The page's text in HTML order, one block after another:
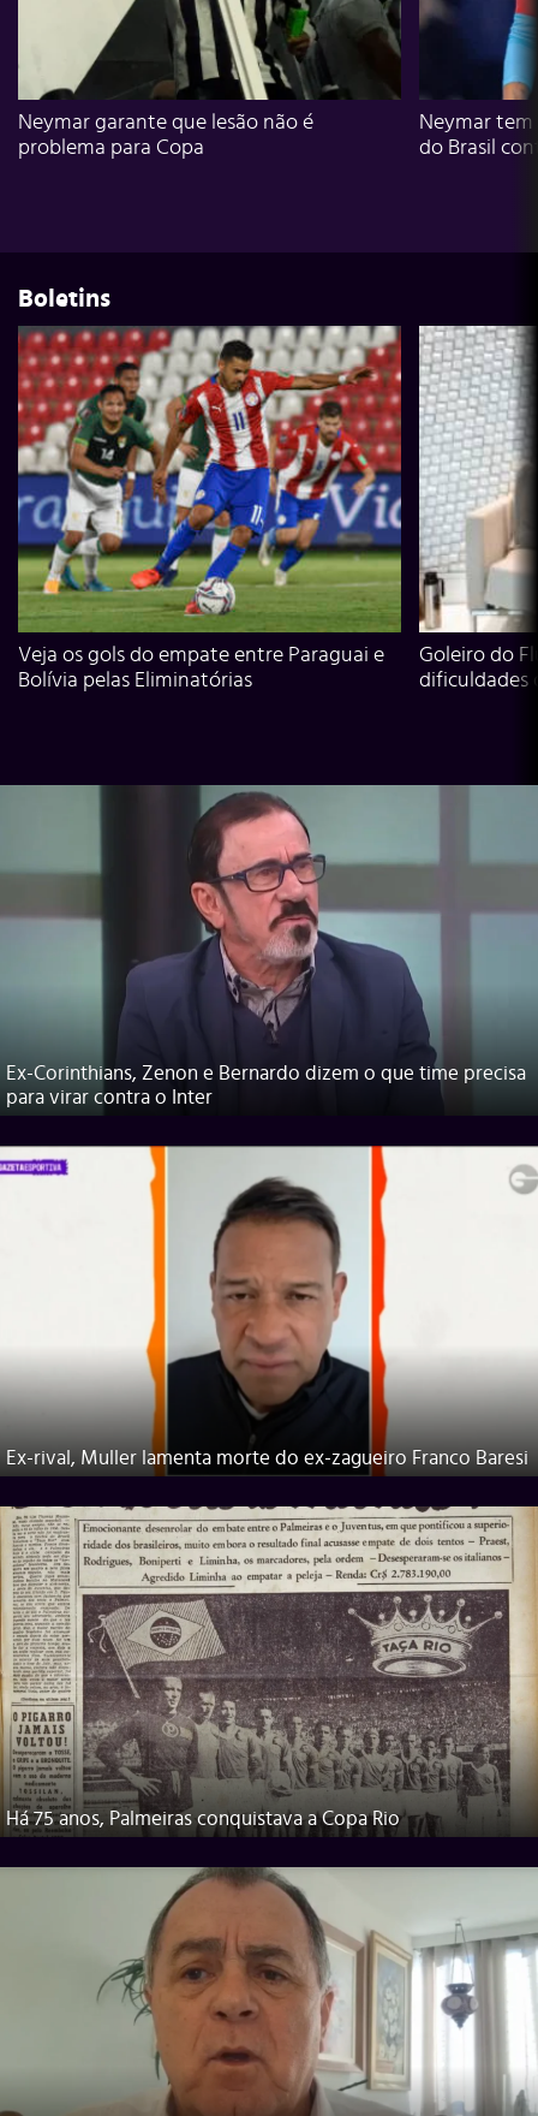
Neymar garante que lesão não é
problema para Copa
Neymar
do Brasil
Boletins
Veja os gols do empate entre Paraguai e
Bolívia pelas Eliminatórias
Goleiro do
dificuldades
Ex-Corinthians, Zenon e Bernardo dizem o que time precisa
para virar contra o Inter
Ex-rival, Muller lamenta morte do ex-zagueiro Franco Baresi
Há 75 anos, Palmeiras conquistava a Copa Rio